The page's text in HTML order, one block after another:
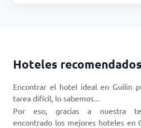
Hoteles
Encontrar el hotel ideal en Guilin
tarea difícil, lo sabemos...
Por eso, gracias a nuestra
encontrado los mejores hoteles en